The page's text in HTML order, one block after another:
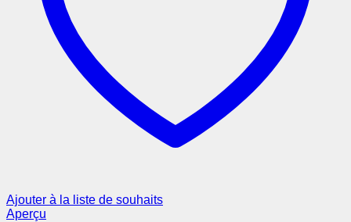
Ajouter à la liste de souhaits
Aperçu